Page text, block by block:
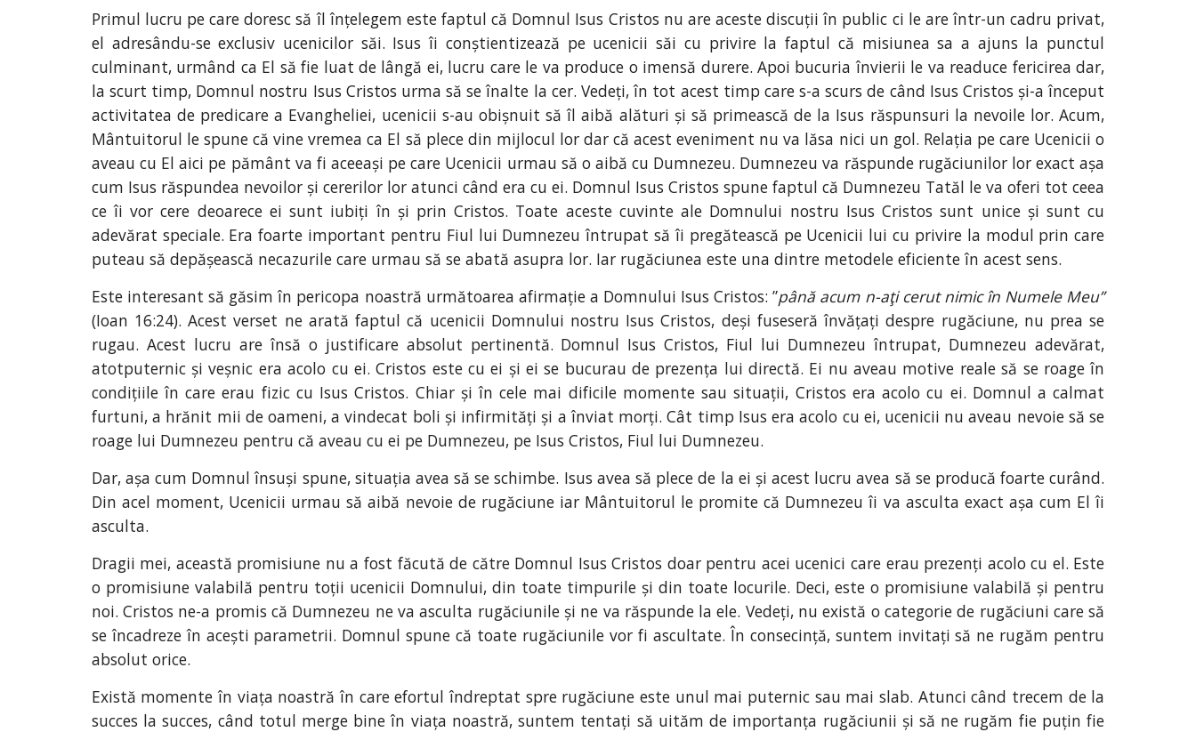
Primul lucru pe care doresc să îl înțelegem este faptul că Domnul Isus Cristos nu are aceste discuții în public ci le are într-un cadru privat,
el adresându-se exclusiv ucenicilor săi. Isus îi conștientizează pe ucenicii săi cu privire la faptul că misiunea sa a ajuns la punctul
culminant, urmând ca El să fie luat de lângă ei, lucru care le va produce o imensă durere. Apoi bucuria învierii le va readuce fericirea dar,
la scurt timp, Domnul nostru Isus Cristos urma să se înalte la cer. Vedeți, în tot acest timp care s-a scurs de când Isus Cristos și-a început
activitatea de predicare a Evangheliei, ucenicii s-au obișnuit să îl aibă alături și să primească de la Isus răspunsuri la nevoile lor. Acum,
Mântuitorul le spune că vine vremea ca El să plece din mijlocul lor dar că acest eveniment nu va lăsa nici un gol. Relația pe care Ucenicii o
aveau cu El aici pe pământ va fi aceeași pe care Ucenicii urmau să o aibă cu Dumnezeu. Dumnezeu va răspunde rugăciunilor lor exact așa
cum Isus răspundea nevoilor și cererilor lor atunci când era cu ei. Domnul Isus Cristos spune faptul că Dumnezeu Tatăl le va oferi tot ceea
ce îi vor cere deoarece ei sunt iubiți în și prin Cristos. Toate aceste cuvinte ale Domnului nostru Isus Cristos sunt unice și sunt cu
adevărat speciale. Era foarte important pentru Fiul lui Dumnezeu întrupat să îi pregătească pe Ucenicii lui cu privire la modul prin care
puteau să depășească necazurile care urmau să se abată asupra lor. Iar rugăciunea este una dintre metodele eficiente în acest sens.
Este interesant să găsim în pericopa noastră următoarea afirmație a Domnului Isus Cristos: ”până acum n-aţi cerut nimic în Numele Meu”
(Ioan 16:24). Acest verset ne arată faptul că ucenicii Domnului nostru Isus Cristos, deși fuseseră învățați despre rugăciune, nu prea se
rugau. Acest lucru are însă o justificare absolut pertinentă. Domnul Isus Cristos, Fiul lui Dumnezeu întrupat, Dumnezeu adevărat,
atotputernic și veșnic era acolo cu ei. Cristos este cu ei și ei se bucurau de prezența lui directă. Ei nu aveau motive reale să se roage în
condițiile în care erau fizic cu Isus Cristos. Chiar și în cele mai dificile momente sau situații, Cristos era acolo cu ei. Domnul a calmat
furtuni, a hrănit mii de oameni, a vindecat boli și infirmități și a înviat morți. Cât timp Isus era acolo cu ei, ucenicii nu aveau nevoie să se
roage lui Dumnezeu pentru că aveau cu ei pe Dumnezeu, pe Isus Cristos, Fiul lui Dumnezeu.
Dar, așa cum Domnul însuși spune, situația avea să se schimbe. Isus avea să plece de la ei și acest lucru avea să se producă foarte curând.
Din acel moment, Ucenicii urmau să aibă nevoie de rugăciune iar Mântuitorul le promite că Dumnezeu îi va asculta exact așa cum El îi
asculta.
Dragii mei, această promisiune nu a fost făcută de către Domnul Isus Cristos doar pentru acei ucenici care erau prezenți acolo cu el. Este
o promisiune valabilă pentru toții ucenicii Domnului, din toate timpurile și din toate locurile. Deci, este o promisiune valabilă și pentru
noi. Cristos ne-a promis că Dumnezeu ne va asculta rugăciunile și ne va răspunde la ele. Vedeți, nu există o categorie de rugăciuni care să
se încadreze în acești parametrii. Domnul spune că toate rugăciunile vor fi ascultate. În consecință, suntem invitați să ne rugăm pentru
absolut orice.
Există momente în viața noastră în care efortul îndreptat spre rugăciune este unul mai puternic sau mai slab. Atunci când trecem de la
succes la succes, când totul merge bine în viața noastră, suntem tentați să uităm de importanța rugăciunii și să ne rugăm fie puțin fie